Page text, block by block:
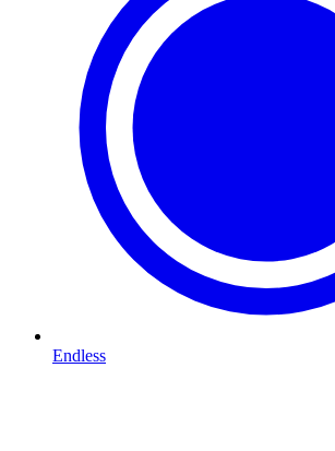
Endless